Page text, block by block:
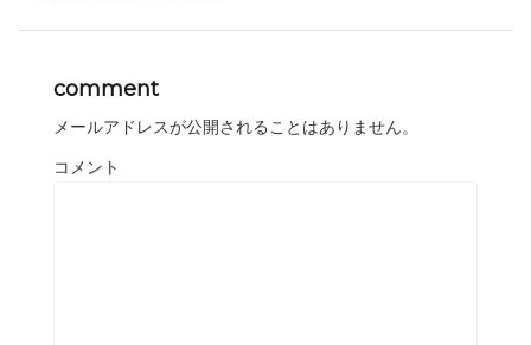
comment
メールアドレスが公開されることはありません。
コメント